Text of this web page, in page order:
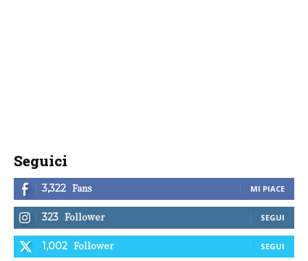
Seguici
3,322 Fans MI PIACE
323 Follower SEGUI
1,002 Follower SEGUI